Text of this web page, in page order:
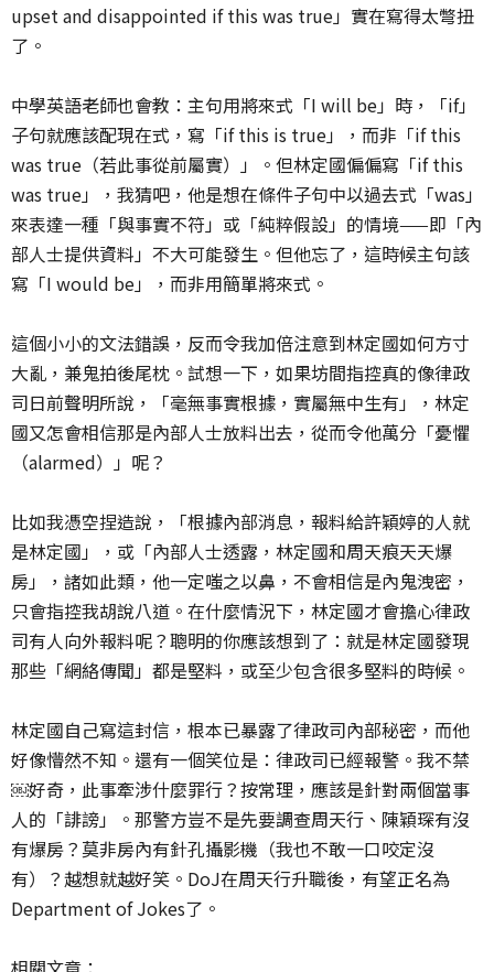
upset and disappointed if this was true」實在寫得太彆扭
了。
中學英語老師也會教：主句用將來式「I will be」時，「if」
子句就應該配現在式，寫「if this is true」，而非「if this
was true（若此事從前屬實）」。但林定國偏偏寫「if this
was true」，我猜吧，他是想在條件子句中以過去式「was」
來表達一種「與事實不符」或「純粹假設」的情境——即「內
部人士提供資料」不大可能發生。但他忘了，這時候主句該
寫「I would be」，而非用簡單將來式。
這個小小的文法錯誤，反而令我加倍注意到林定國如何方寸
大亂，兼鬼拍後尾枕。試想一下，如果坊間指控真的像律政
司日前聲明所說，「毫無事實根據，實屬無中生有」，林定
國又怎會相信那是內部人士放料出去，從而令他萬分「憂懼
（alarmed）」呢？
比如我憑空捏造說，「根據內部消息，報料給許穎婷的人就
是林定國」，或「內部人士透露，林定國和周天痕天天爆
房」，諸如此類，他一定嗤之以鼻，不會相信是內鬼洩密，
只會指控我胡說八道。在什麼情況下，林定國才會擔心律政
司有人向外報料呢？聰明的你應該想到了：就是林定國發現
那些「網絡傳聞」都是堅料，或至少包含很多堅料的時候。
林定國自己寫這封信，根本已暴露了律政司內部秘密，而他
好像懵然不知。還有一個笑位是：律政司已經報警。我不禁
￼好奇，此事牽涉什麼罪行？按常理，應該是針對兩個當事
人的「誹謗」。那警方豈不是先要調查周天行、陳穎琛有沒
有爆房？莫非房內有針孔攝影機（我也不敢一口咬定沒
有）？越想就越好笑。DoJ在周天行升職後，有望正名為
Department of Jokes了。